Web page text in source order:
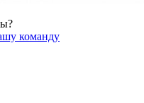
команду